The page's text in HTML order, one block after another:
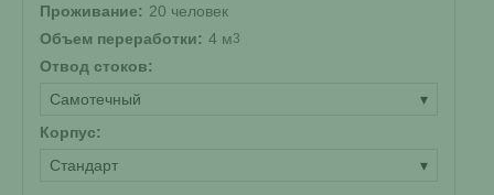
Проживание: 20 человек
Объем переработки: 4 м3
Отвод стоков:
Самотечный
▾
Корпус:
Стандарт
▾